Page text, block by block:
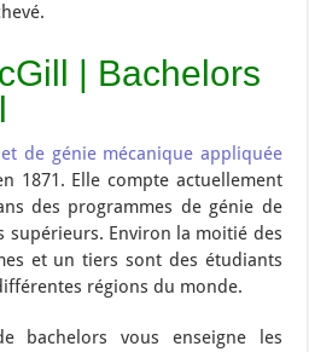
| Bachelors
de génie mécanique appliquée
1871. Elle compte actuellement
des programmes de génie de
supérieurs. Environ la moitié des
et un tiers sont des étudiants
régions du monde.
bachelors vous enseigne les